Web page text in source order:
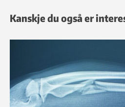
Kanskje du også er